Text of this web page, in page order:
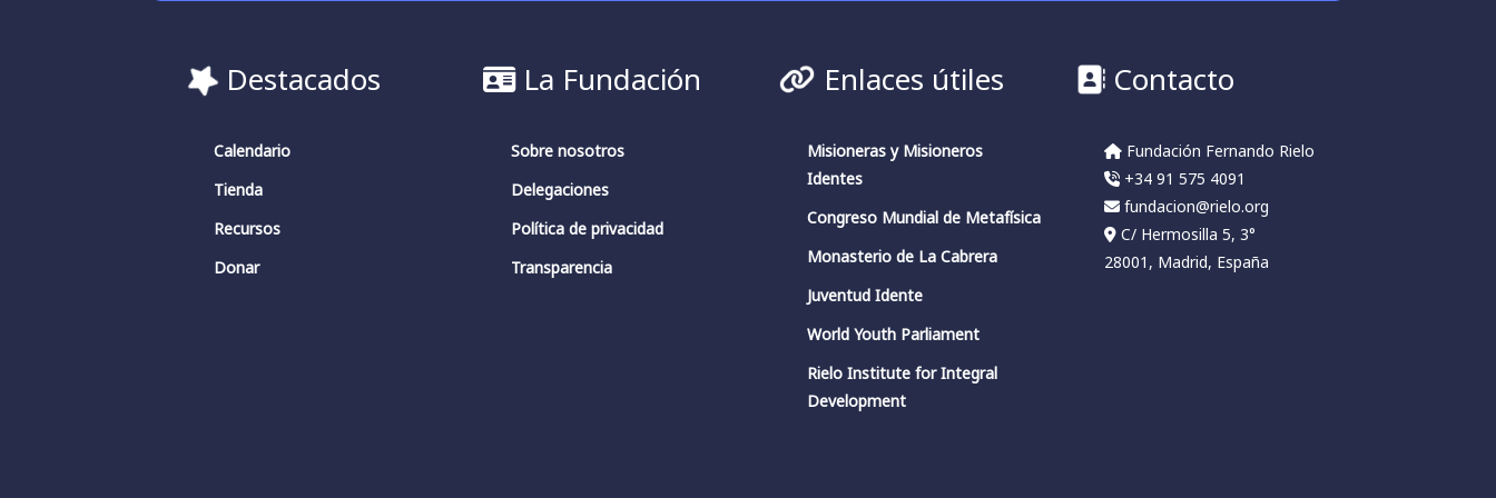
Destacados
Calendario
Tienda
Recursos
Donar
La Fundación
Sobre nosotros
Delegaciones
Política de privacidad
Transparencia
Enlaces útiles
Misioneras y Misioneros
Identes
Congreso Mundial de Metafísica
Monasterio de La Cabrera
Juventud Idente
World Youth Parliament
Rielo Institute for Integral
Development
Contacto
Fundación Fernando Rielo
+34 91 575 4091
fundacion@rielo.org
C/ Hermosilla 5, 3°
28001, Madrid, España